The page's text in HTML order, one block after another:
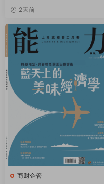
PDF2天前
商财企管